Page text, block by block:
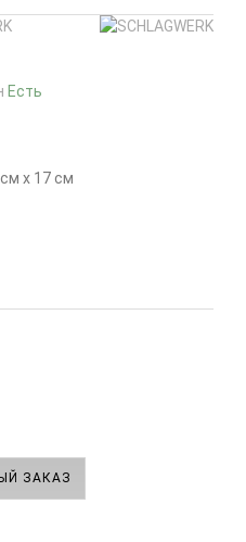
Есть
x 17 см
ЗАКАЗ